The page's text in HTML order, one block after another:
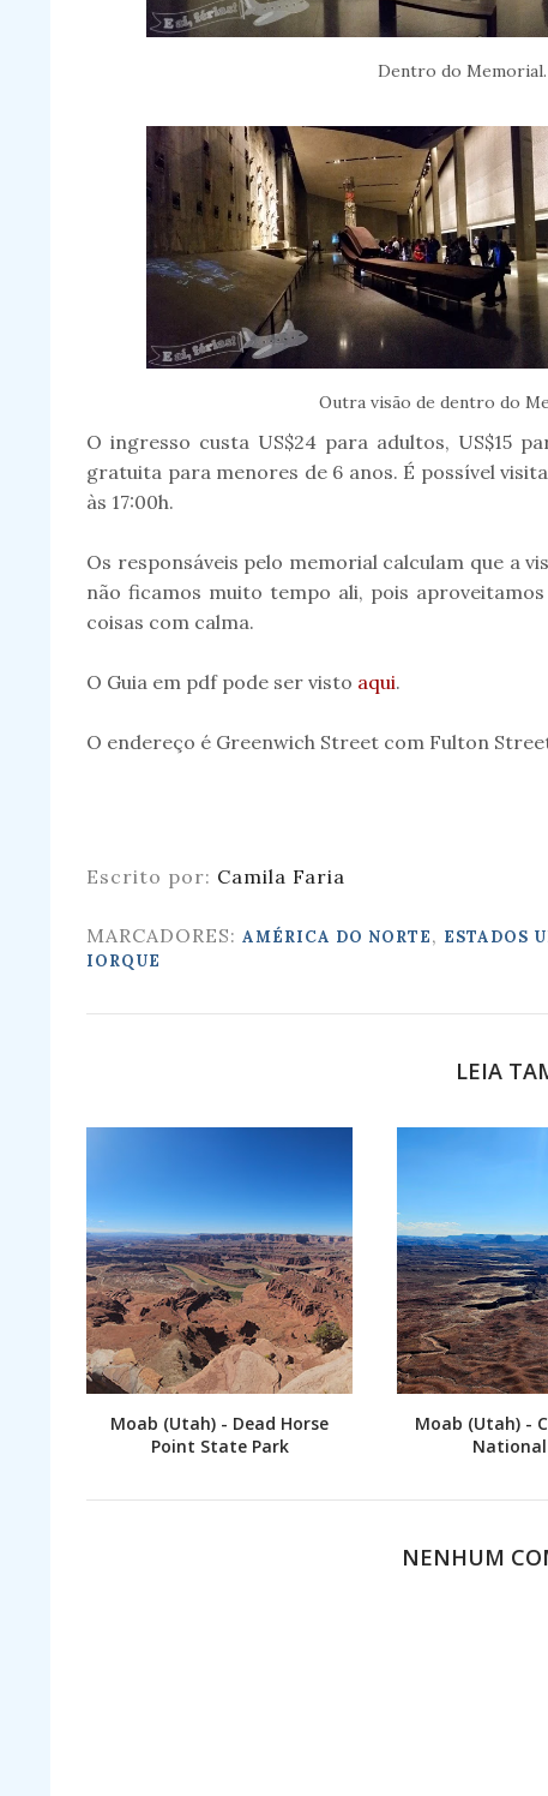
Dentro do
Outra visão de dentro do
O ingresso custa US$24 para adultos, US$15
gratuita para menores de 6 anos. É possível
às 17:00h.
Os responsáveis pelo memorial calculam que a
não ficamos muito tempo ali, pois
coisas com calma.
O Guia em pdf pode ser visto aqui.
O endereço é Greenwich Street com Fulton
Escrito por: Camila Faria
MARCADORES: AMÉRICA DO NORTE, ESTADOS
IORQUE
LEIA
Moab (Utah) - Dead Horse
Point State Park
Moab (Utah) -
NENHUM